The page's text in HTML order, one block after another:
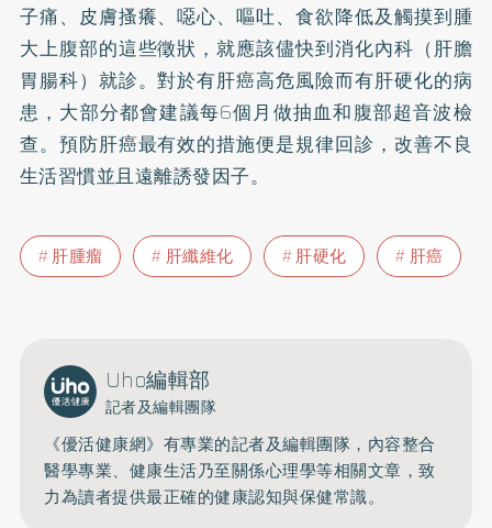
子痛、皮膚搔癢、噁心、嘔吐、食欲降低及觸摸到腫
大上腹部的這些徵狀，就應該儘快到消化內科（肝膽
胃腸科）就診。對於有肝癌高危風險而有肝硬化的病
患，大部分都會建議每6個月做抽血和腹部超音波檢
查。預防肝癌最有效的措施便是規律回診，改善不良
生活習慣並且遠離誘發因子。
肝腫瘤 肝纖維化 肝硬化 肝癌
Uho編輯部
記者及編輯團隊
《優活健康網》有專業的記者及編輯團隊，內容整合
醫學專業、健康生活乃至關係心理學等相關文章，致
力為讀者提供最正確的健康認知與保健常識。